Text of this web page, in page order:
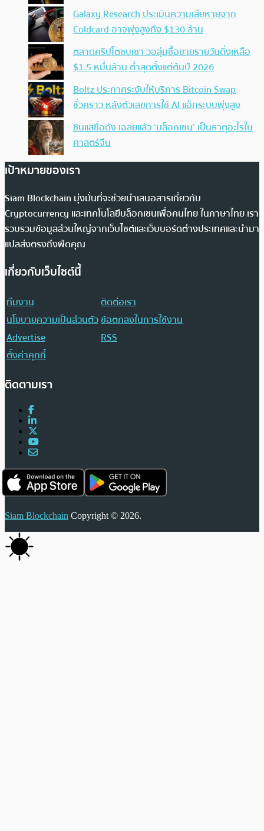
Galaxy Research ประเมินความเสียหายจาก
Coldcard อาจพุ่งสูงถึง $130 ล้าน
ตลาดคริปโตซบเซา วอลุ่มซื้อขายรายวันดิ่งเหลือ
$1.5 หมื่นล้าน ต่ำสุดตั้งแต่ต้นปี 2026
Boltz ประกาศระงับให้บริการ Bitcoin Swap
ชั่วคราว หลังตัวเลขการใช้ AI แฮ็กระบบพุ่งสูง
ซินแสชื่อดัง เฉลยแล้ว ‘บล็อกเชน’ เป็นธาตุอะไรใน
ศาสตร์จีน
เป้าหมายของเรา
Siam Blockchain มุ่งมั่นที่จะช่วยนำเสนอสารเกี่ยวกับ
Cryptocurrency และเทคโนโลยีบล็อกเชนเพื่อคนไทย ในภาษาไทย เรา
รวบรวมข้อมูลส่วนใหญ่จากเว็บไซต์และเว็บบอร์ดต่างประเทศและนำมา
แปลส่งตรงถึงฟีดคุณ
เกี่ยวกับเว็บไซต์นี้
ทีมงาน
ติดต่อเรา
นโยบายความเป็นส่วนตัวข้อตกลงในการใช้งาน
Advertise
RSS
ตั้งค่าคุกกี้
ติดตามเรา
Siam Blockchain Copyright © 2026.